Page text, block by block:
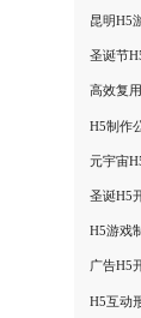
昆明H5
圣诞节
高效复
H5制作
元宇宙
圣诞H5
H5游戏
广告H5
H5互动